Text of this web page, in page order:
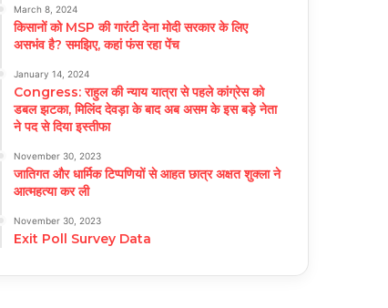
March 8, 2024
किसानों को MSP की गारंटी देना मोदी सरकार के लिए
असभंव है? समझिए, कहां फंस रहा पेंच
January 14, 2024
Congress: राहुल की न्याय यात्रा से पहले कांग्रेस को
डबल झटका, मिलिंद देवड़ा के बाद अब असम के इस बड़े नेता
ने पद से दिया इस्तीफा
November 30, 2023
जातिगत और धार्मिक टिप्पणियों से आहत छात्र अक्षत शुक्ला ने
आत्महत्या कर ली
November 30, 2023
Exit Poll Survey Data